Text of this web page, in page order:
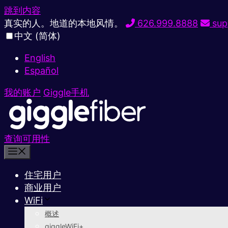
跳到内容
真实的人。地道的本地风情。
626.999.8888
中文 (简体)
English
Español
我的账户 Giggle手机
查询可用性
住宅用户
商业用户
WiFi
概述
giggleWiFi+